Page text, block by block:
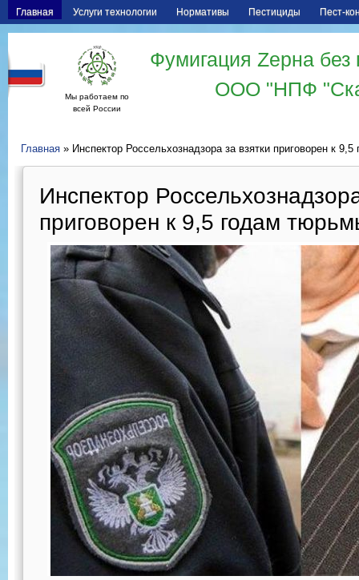
Главная Услуги технологии Нормативы Пестициды Пест-
Мы работаем по
всей России
Фумигация Zерна
ООО "НПФ
Главная » Инспектор Россельхознадзора за взятки приговорен к
Инспектор
приговорен к 9,5 годам